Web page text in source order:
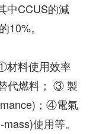
中CCUS的減
10%。
材料使用效率
代燃料； ③ 製
；④電氣
使用等。